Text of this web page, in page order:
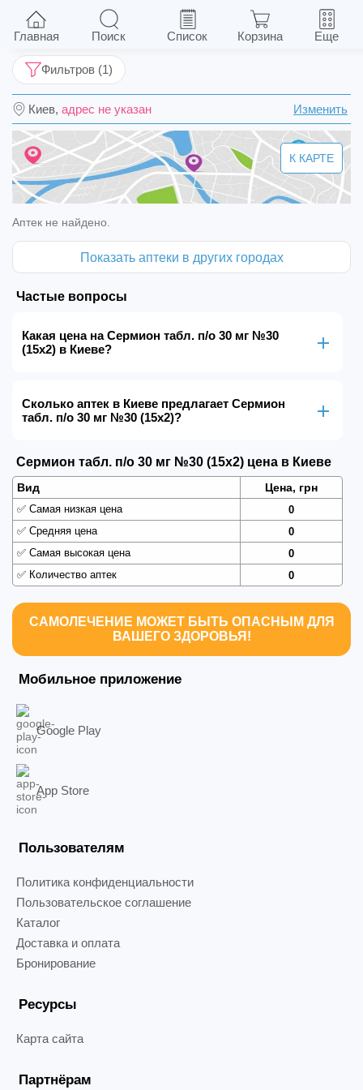
Сермион табл. п/о 30 мг №30 (15х2)
Киев, адрес не указан Изменить
Фильтров (1)
К КАРТЕ
Аптек не найдено.
Показать аптеки в других городах
Частые вопросы
Какая цена на Сермион табл. п/о 30 мг №30
(15х2) в Киеве?
Сколько аптек в Киеве предлагает Сермион
табл. п/о 30 мг №30 (15х2)?
Сермион табл. п/о 30 мг №30 (15х2) цена в Киеве
Вид Цена, грн
✅ Самая низкая цена
0
✅ Средняя цена
0
✅ Самая высокая цена
0
✅ Количество аптек 0
САМОЛЕЧЕНИЕ МОЖЕТ БЫТЬ ОПАСНЫМ ДЛЯ
ВАШЕГО ЗДОРОВЬЯ!
Мобильное приложение
Google Play
App Store
Пользователям
Политика конфиденциальности
Пользовательское соглашение
Каталог
Доставка и оплата
Бронирование
Ресурсы
Карта сайта
Партнёрам
Главная Поиск Список Корзина Еще